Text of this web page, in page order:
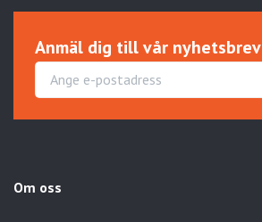
Anmäl dig till vår nyhetsbrev
Om oss